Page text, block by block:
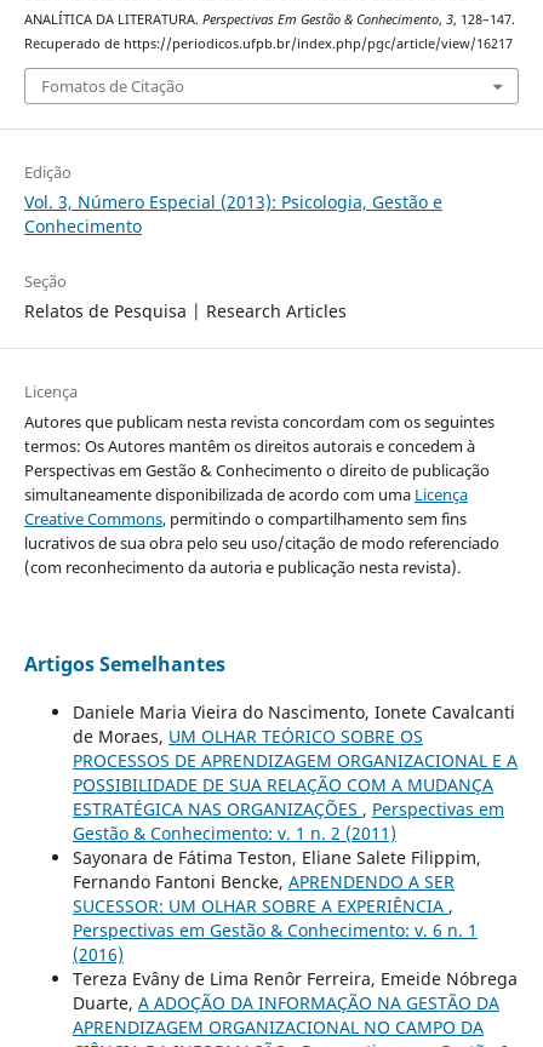
ANALÍTICA DA LITERATURA. Perspectivas Em Gestão & Conhecimento, 3, 128–147.
Recuperado de https://periodicos.ufpb.br/index.php/pgc/article/view/16217
Fomatos de Citação
Edição
Vol. 3, Número Especial (2013): Psicologia, Gestão e
Conhecimento
Seção
Relatos de Pesquisa | Research Articles
Licença
Autores que publicam nesta revista concordam com os seguintes
termos: Os Autores mantêm os direitos autorais e concedem à
Perspectivas em Gestão & Conhecimento o direito de publicação
simultaneamente disponibilizada de acordo com uma Licença
Creative Commons, permitindo o compartilhamento sem fins
lucrativos de sua obra pelo seu uso/citação de modo referenciado
(com reconhecimento da autoria e publicação nesta revista).
Artigos Semelhantes
Daniele Maria Vieira do Nascimento, Ionete Cavalcanti
de Moraes, UM OLHAR TEÓRICO SOBRE OS
PROCESSOS DE APRENDIZAGEM ORGANIZACIONAL E A
POSSIBILIDADE DE SUA RELAÇÃO COM A MUDANÇA
ESTRATÉGICA NAS ORGANIZAÇÕES , Perspectivas em
Gestão & Conhecimento: v. 1 n. 2 (2011)
Sayonara de Fátima Teston, Eliane Salete Filippim,
Fernando Fantoni Bencke, APRENDENDO A SER
SUCESSOR: UM OLHAR SOBRE A EXPERIÊNCIA ,
Perspectivas em Gestão & Conhecimento: v. 6 n. 1
(2016)
Tereza Evâny de Lima Renôr Ferreira, Emeide Nóbrega
Duarte, A ADOÇÃO DA INFORMAÇÃO NA GESTÃO DA
APRENDIZAGEM ORGANIZACIONAL NO CAMPO DA